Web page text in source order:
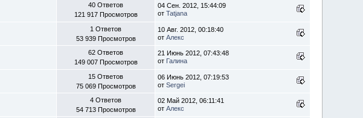
40 Ответов
121 917 Просмотров
04 Сен. 2012, 15:44:09
отTatjana
1 Ответов
53 939 Просмотров
10 Авг. 2012, 00:18:40
отАлекс
62 Ответов
149 007 Просмотров
21 Июнь 2012, 07:43:48
от Галина
15 Ответов
75 069 Просмотров
06 Июнь 2012, 07:19:53
отSergei
4 Ответов
54 713 Просмотров
02 Май 2012, 06:11:41
отАлекс